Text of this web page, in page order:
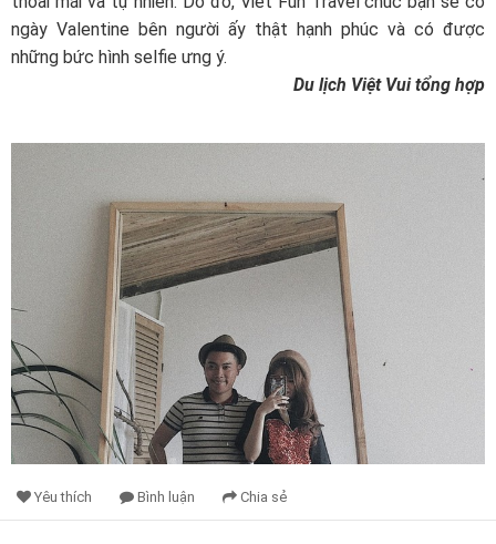
ngày Valentine bên người ấy thật hạnh phúc và có được
những bức hình selfie ưng ý.
Du lịch Việt Vui tổng hợp
Yêu thích Bình luận Chia sẻ